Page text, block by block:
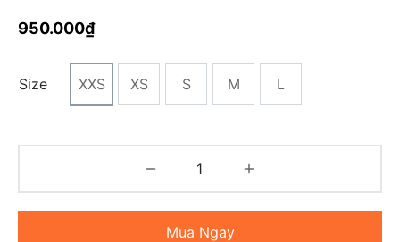
950.000₫
Size XXS XS S M L
Mua Ngay